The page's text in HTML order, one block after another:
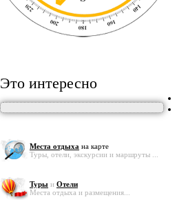
Это интересно
Места отдыха на карте
Туры, отели, экскурсии и маршруты ...
Туры и Отели
Места отдыха и размещения...